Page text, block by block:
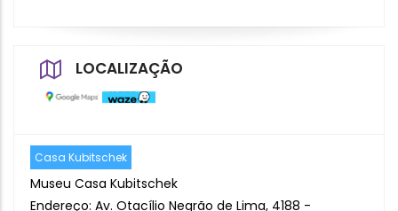
LOCALIZAÇÃO
Casa Kubitschek
Museu Casa Kubitschek
Endereço: Av. Otacílio Negrão de Lima, 4188 -